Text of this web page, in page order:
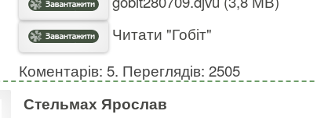
Читати "Гобіт"
Коментарів: 5. Переглядів: 2505
Стельмах Ярослав